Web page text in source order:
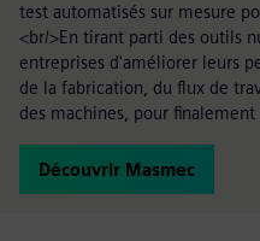
test automatisés sur mesure
<br/>En tirant parti des outils
entreprises d'améliorer leurs
de la fabrication, du flux de
des machines, pour
Découvrir Masmec